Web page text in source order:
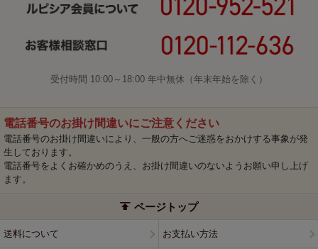
受付時間 10:00～18:00 年中無休（年末年始を除く）
電話番号のお掛け間違いにご注意ください
電話番号のお掛け間違いにより、一般の方へご迷惑をおかけする事象が発
生しております。
電話番号をよくお確かめのうえ、お掛け間違いのないようお願い申し上げ
ます。
ページトップ
送料について お支払い方法